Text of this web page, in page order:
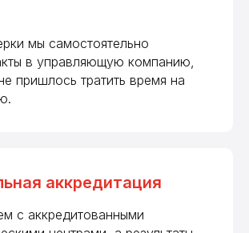
мы самостоятельно
в управляющую компанию,
пришлось тратить время на
аккредитация
с аккредитованными